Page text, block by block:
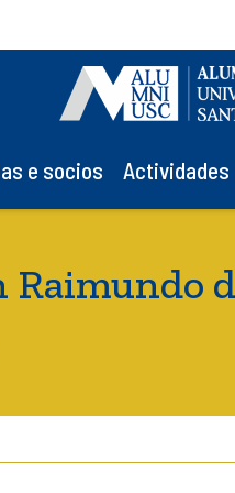
e socios Actividades
Raimundo